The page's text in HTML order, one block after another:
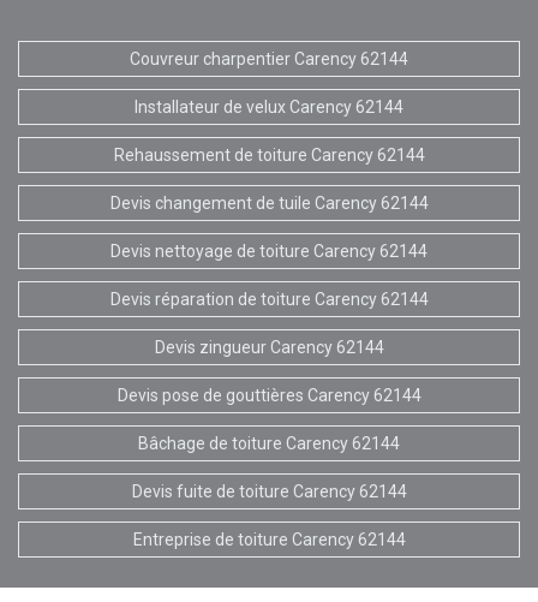
Couvreur charpentier Carency 62144
Installateur de velux Carency 62144
Rehaussement de toiture Carency 62144
Devis changement de tuile Carency 62144
Devis nettoyage de toiture Carency 62144
Devis réparation de toiture Carency 62144
Devis zingueur Carency 62144
Devis pose de gouttières Carency 62144
Bâchage de toiture Carency 62144
Devis fuite de toiture Carency 62144
Entreprise de toiture Carency 62144